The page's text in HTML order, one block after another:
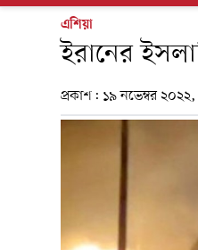
এশিয়া
ইরানের
প্রকাশ: ১৯ নভেম্বর